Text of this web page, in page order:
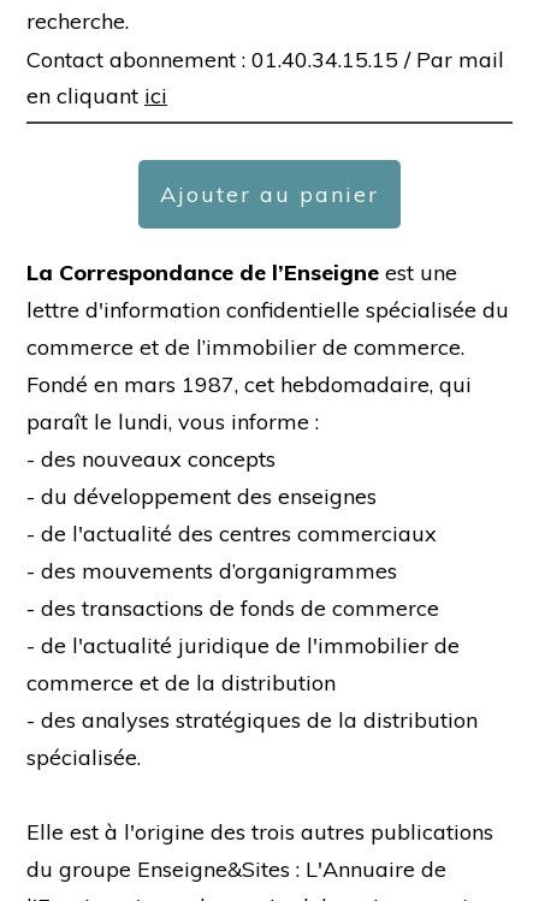
recherche.
Contact abonnement : 01.40.34.15.15 / Par mail
en cliquant ici
Ajouter au panier
La Correspondance de l’Enseigne est une
lettre d'information confidentielle spécialisée du
commerce et de l’immobilier de commerce.
Fondé en mars 1987, cet hebdomadaire, qui
paraît le lundi, vous informe :
- des nouveaux concepts
- du développement des enseignes
- de l'actualité des centres commerciaux
- des mouvements d’organigrammes
- des transactions de fonds de commerce
- de l'actualité juridique de l'immobilier de
commerce et de la distribution
- des analyses stratégiques de la distribution
spécialisée.
Elle est à l'origine des trois autres publications
du groupe Enseigne&Sites : L'Annuaire de